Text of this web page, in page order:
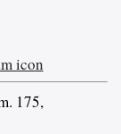
175,